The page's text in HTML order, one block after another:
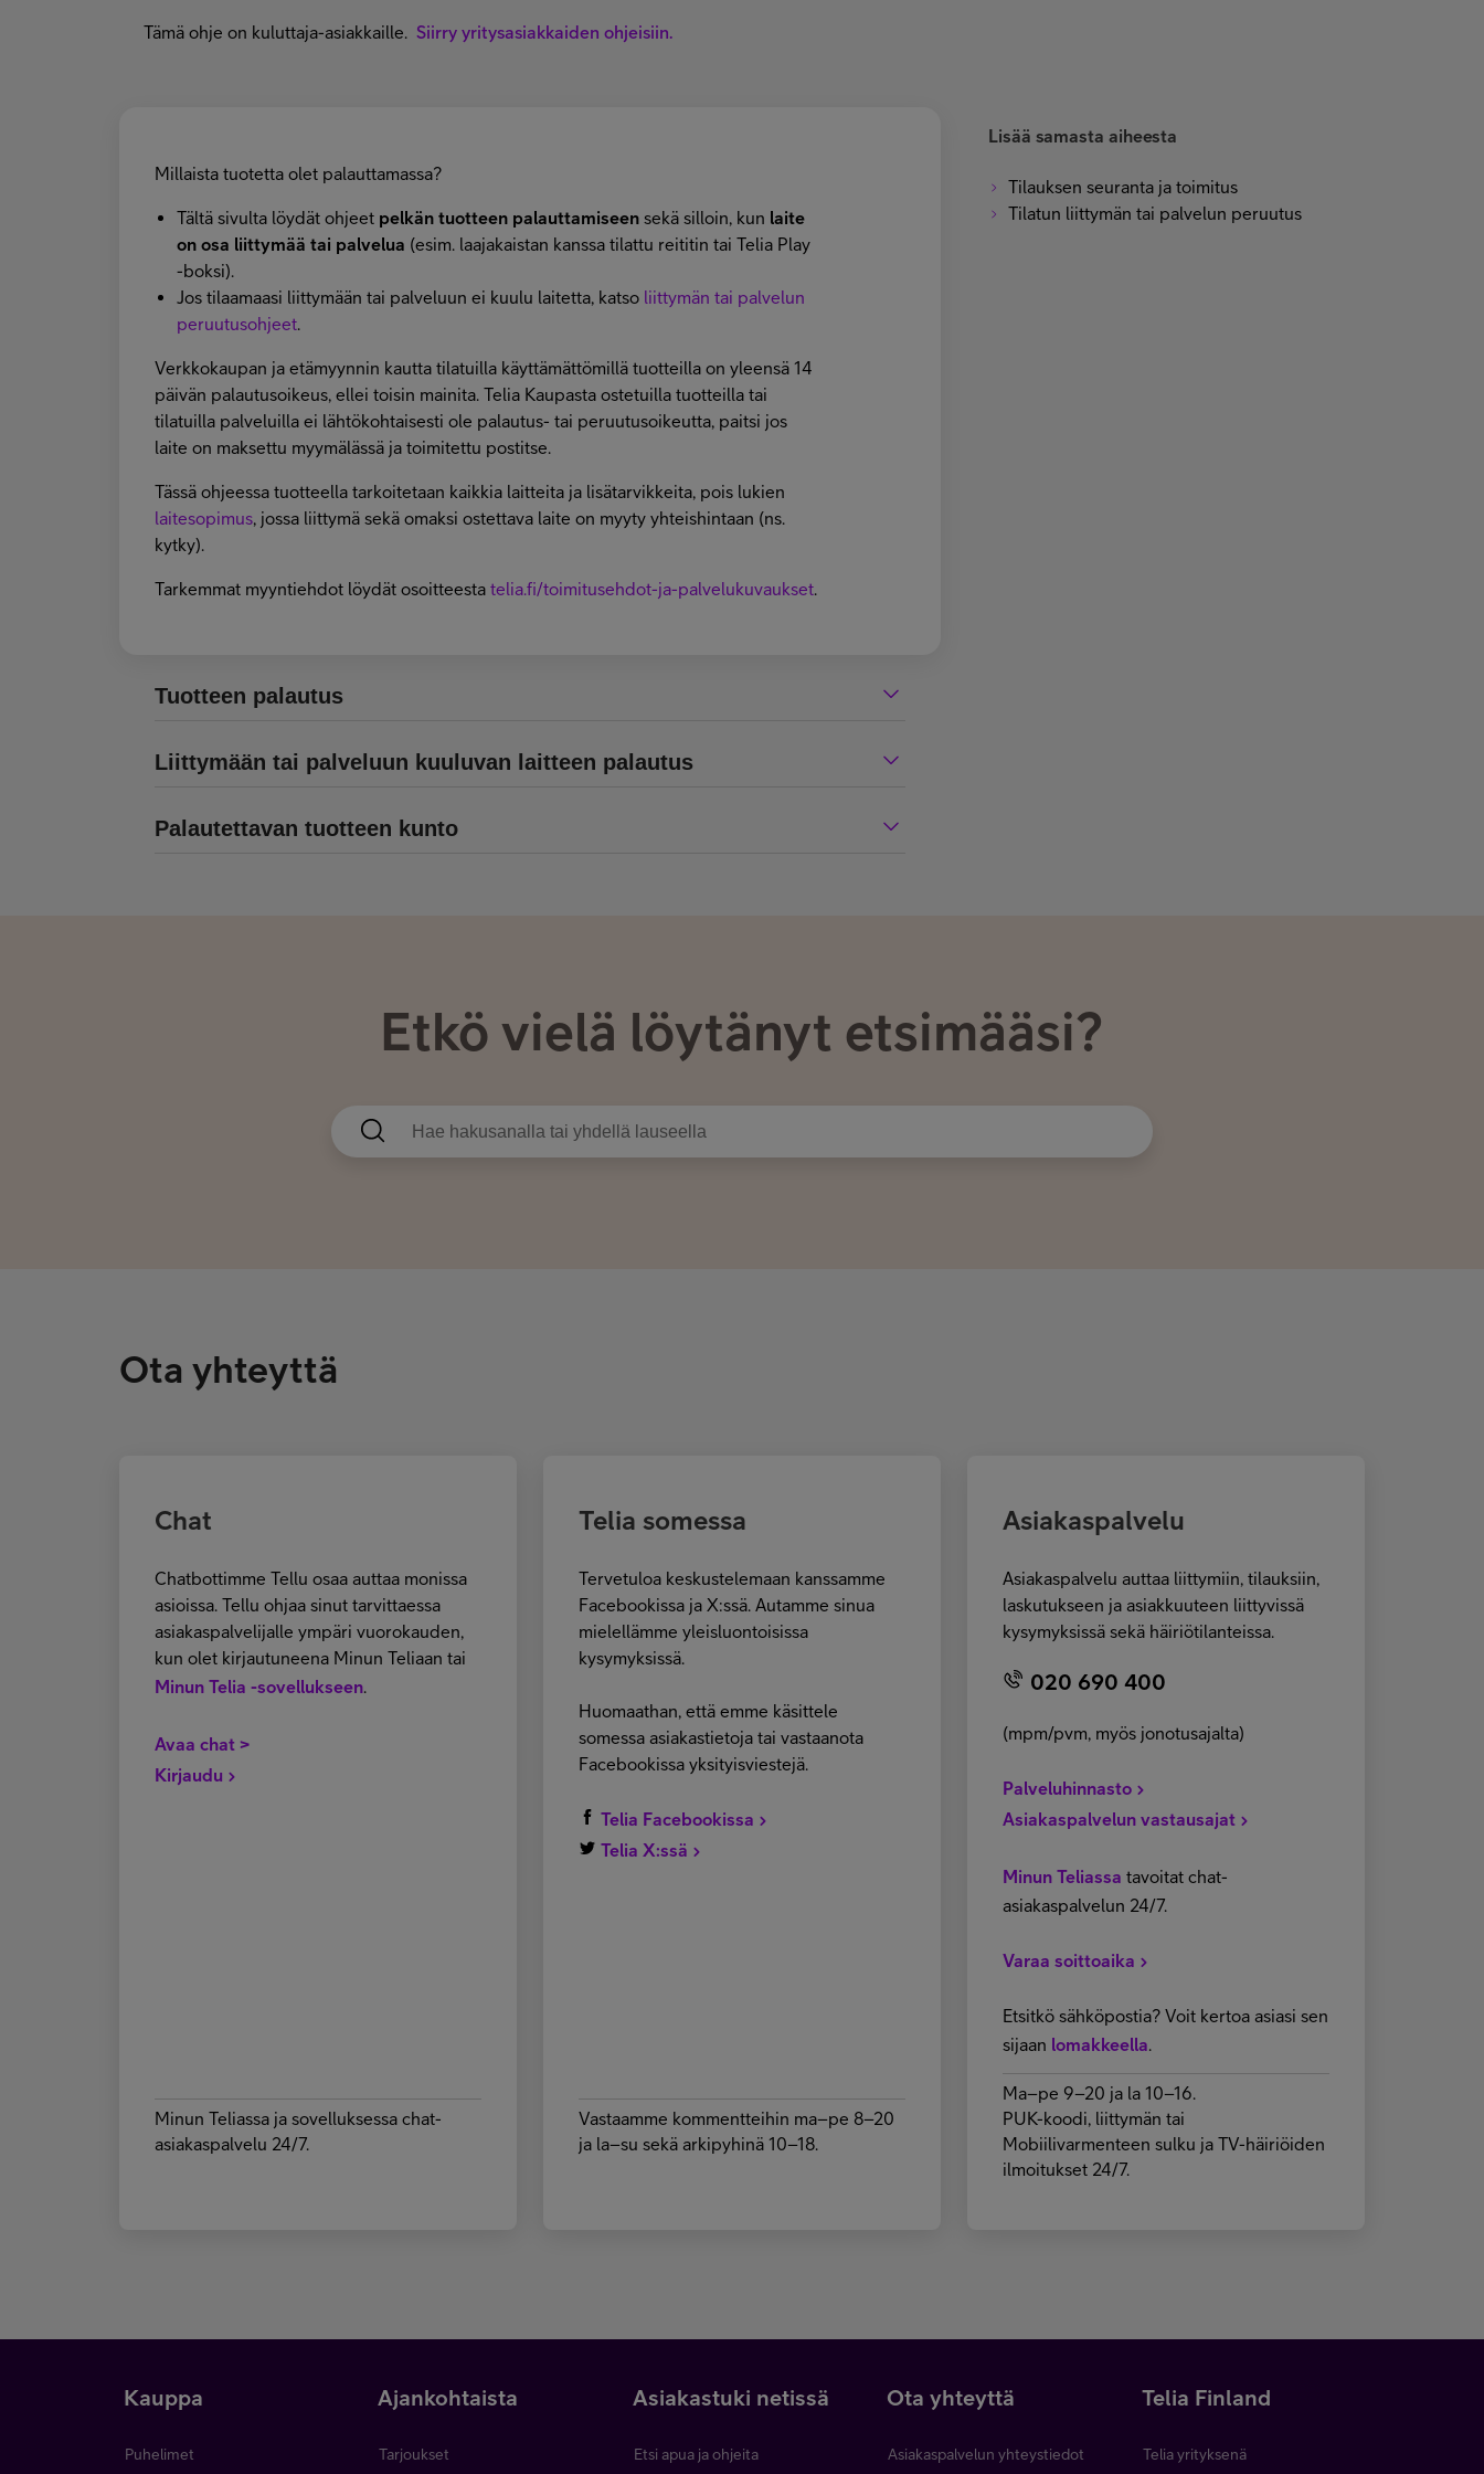
Tämä ohje on kuluttaja-asiakkaille. Siirry yritysasiakkaiden ohjeisiin.
Millaista tuotetta olet palauttamassa?
Tältä sivulta löydät ohjeet pelkän tuotteen palauttamiseen sekä silloin, kun laite
on osa liittymää tai palvelua (esim. laajakaistan kanssa tilattu reititin tai Telia Play
-boksi).
Jos tilaamaasi liittymään tai palveluun ei kuulu laitetta, katso liittymän tai palvelun
peruutusohjeet.
Verkkokaupan ja etämyynnin kautta tilatuilla käyttämättömillä tuotteilla on yleensä 14
päivän palautusoikeus, ellei toisin mainita. Telia Kaupasta ostetuilla tuotteilla tai
tilatuilla palveluilla ei lähtökohtaisesti ole palautus- tai peruutusoikeutta, paitsi jos
laite on maksettu myymälässä ja toimitettu postitse.
Tässä ohjeessa tuotteella tarkoitetaan kaikkia laitteita ja lisätarvikkeita, pois lukien
laitesopimus, jossa liittymä sekä omaksi ostettava laite on myyty yhteishintaan (ns.
kytky).
Tarkemmat myyntiehdot löydät osoitteesta telia.fi/toimitusehdot-ja-palvelukuvaukset.
Tuotteen palautus
Liittymään tai palveluun kuuluvan laitteen palautus
Palautettavan tuotteen kunto
Lisää samasta aiheesta
Tilauksen seuranta ja toimitus
Tilatun liittymän tai palvelun peruutus
Etkö vielä löytänyt etsimääsi?
Ota yhteyttä
Chat
Chatbottimme Tellu osaa auttaa monissa
asioissa. Tellu ohjaa sinut tarvittaessa
asiakaspalvelijalle ympäri vuorokauden,
kun olet kirjautuneena Minun Teliaan tai
Minun Telia -sovellukseen.
Avaa chat >
Kirjaudu
Minun Teliassa ja sovelluksessa chat-
asiakaspalvelu 24/7.
Telia somessa
Tervetuloa keskustelemaan kanssamme
Facebookissa ja X:ssä. Autamme sinua
mielellämme yleisluontoisissa
kysymyksissä.
Huomaathan, että emme käsittele
somessa asiakastietoja tai vastaanota
Facebookissa yksityisviestejä.
Telia Facebookissa
Telia X:ssä
Vastaamme kommentteihin ma–pe 8–20
ja la–su sekä arkipyhinä 10–18.
Asiakaspalvelu
Asiakaspalvelu auttaa liittymiin, tilauksiin,
laskutukseen ja asiakkuuteen liittyvissä
kysymyksissä sekä häiriötilanteissa.
020 690 400
(mpm/pvm, myös jonotusajalta)
Palveluhinnasto
Asiakaspalvelun vastausajat
Minun Teliassa tavoitat chat-
asiakaspalvelun 24/7.
Varaa soittoaika
Etsitkö sähköpostia? Voit kertoa asiasi sen
sijaan lomakkeella.
Ma–pe 9–20 ja la 10–16.
PUK-koodi, liittymän tai
Mobiilivarmenteen sulku ja TV-häiriöiden
ilmoitukset 24/7.
Kauppa
Puhelimet
Ajankohtaista
Tarjoukset
Asiakastuki netissä
Etsi apua ja ohjeita
Ota yhteyttä
Asiakaspalvelun yhteystiedot
Telia Finland
Telia yrityksenä